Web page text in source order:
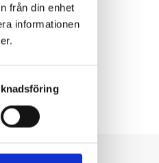
från din enhet
informationen